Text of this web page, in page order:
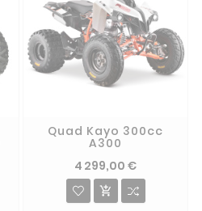
Quad Kayo 300cc
A300
4 299,00 €
